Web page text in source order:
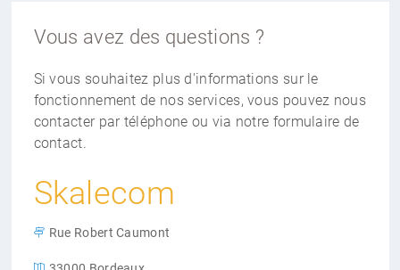
Vous avez des questions ?
Si vous souhaitez plus d'informations sur le
fonctionnement de nos services, vous pouvez nous
contacter par téléphone ou via notre formulaire de
contact.
Skalecom
Rue Robert Caumont